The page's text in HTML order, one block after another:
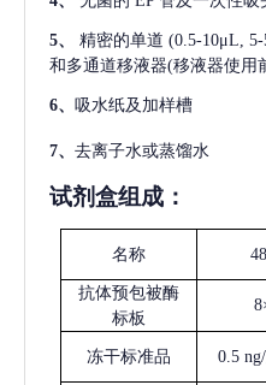
5、 精密的单道 (0.5-10μL,
和多通道移液器(移液器使用
6、 吸水纸及加样槽
7、 去离子水或蒸馏水
试剂盒组成：
名称
抗体预包被酶
标板
冻干标准品 0.5